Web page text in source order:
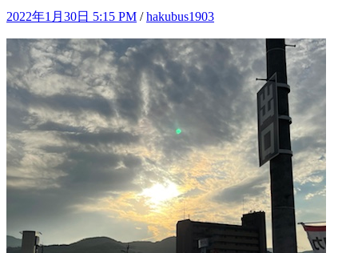
2022年1月30日 5:15 PM /hakubus1903